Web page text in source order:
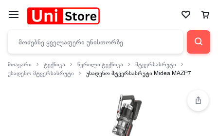
მთავარი ტექნიკა წვრილი ტექნიკა
მტვერსასრუტი
უსადენო მტვერსასრუტი
უსადენო მტვერსასრუტი Midea MAZP7